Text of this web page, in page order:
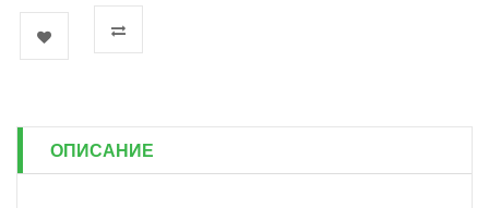
ОПИСАНИЕ